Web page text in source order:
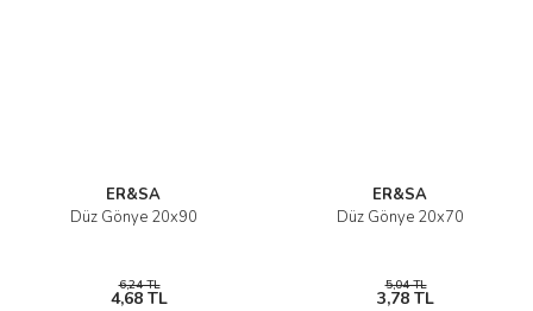
ER&SA
Düz Gönye 20x90
6,24 TL
4,68 TL
ER&SA
Düz Gönye 20x70
5,04 TL
3,78 TL